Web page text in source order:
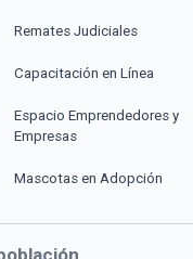
Remates Judiciales
Capacitación en Línea
Espacio Emprendedores y
Empresas
Mascotas en Adopción